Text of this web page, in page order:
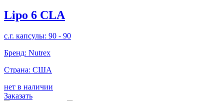
Lipo 6 CLA
с.г. капсулы: 90 - 90
Бренд: Nutrex
Страна: США
нет в наличии
Заказать